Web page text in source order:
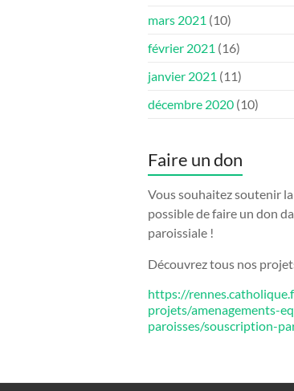
mars 2021 (10)
février 2021 (16)
janvier 2021 (11)
décembre 2020 (10)
Faire un don
Vous souhaitez soutenir
possible de faire un don
paroissiale !
Découvrez tous nos
https://
projets/amenagements-
paroisses/souscription-